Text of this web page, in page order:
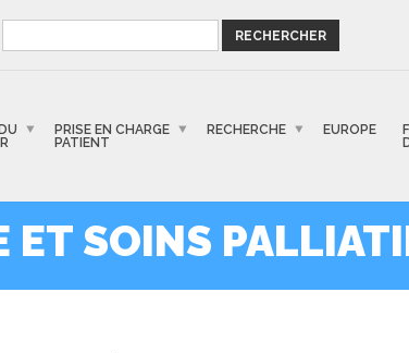
PRISE EN CHARGE
PATIENT
RECHERCHE EUROPE
ET SOINS